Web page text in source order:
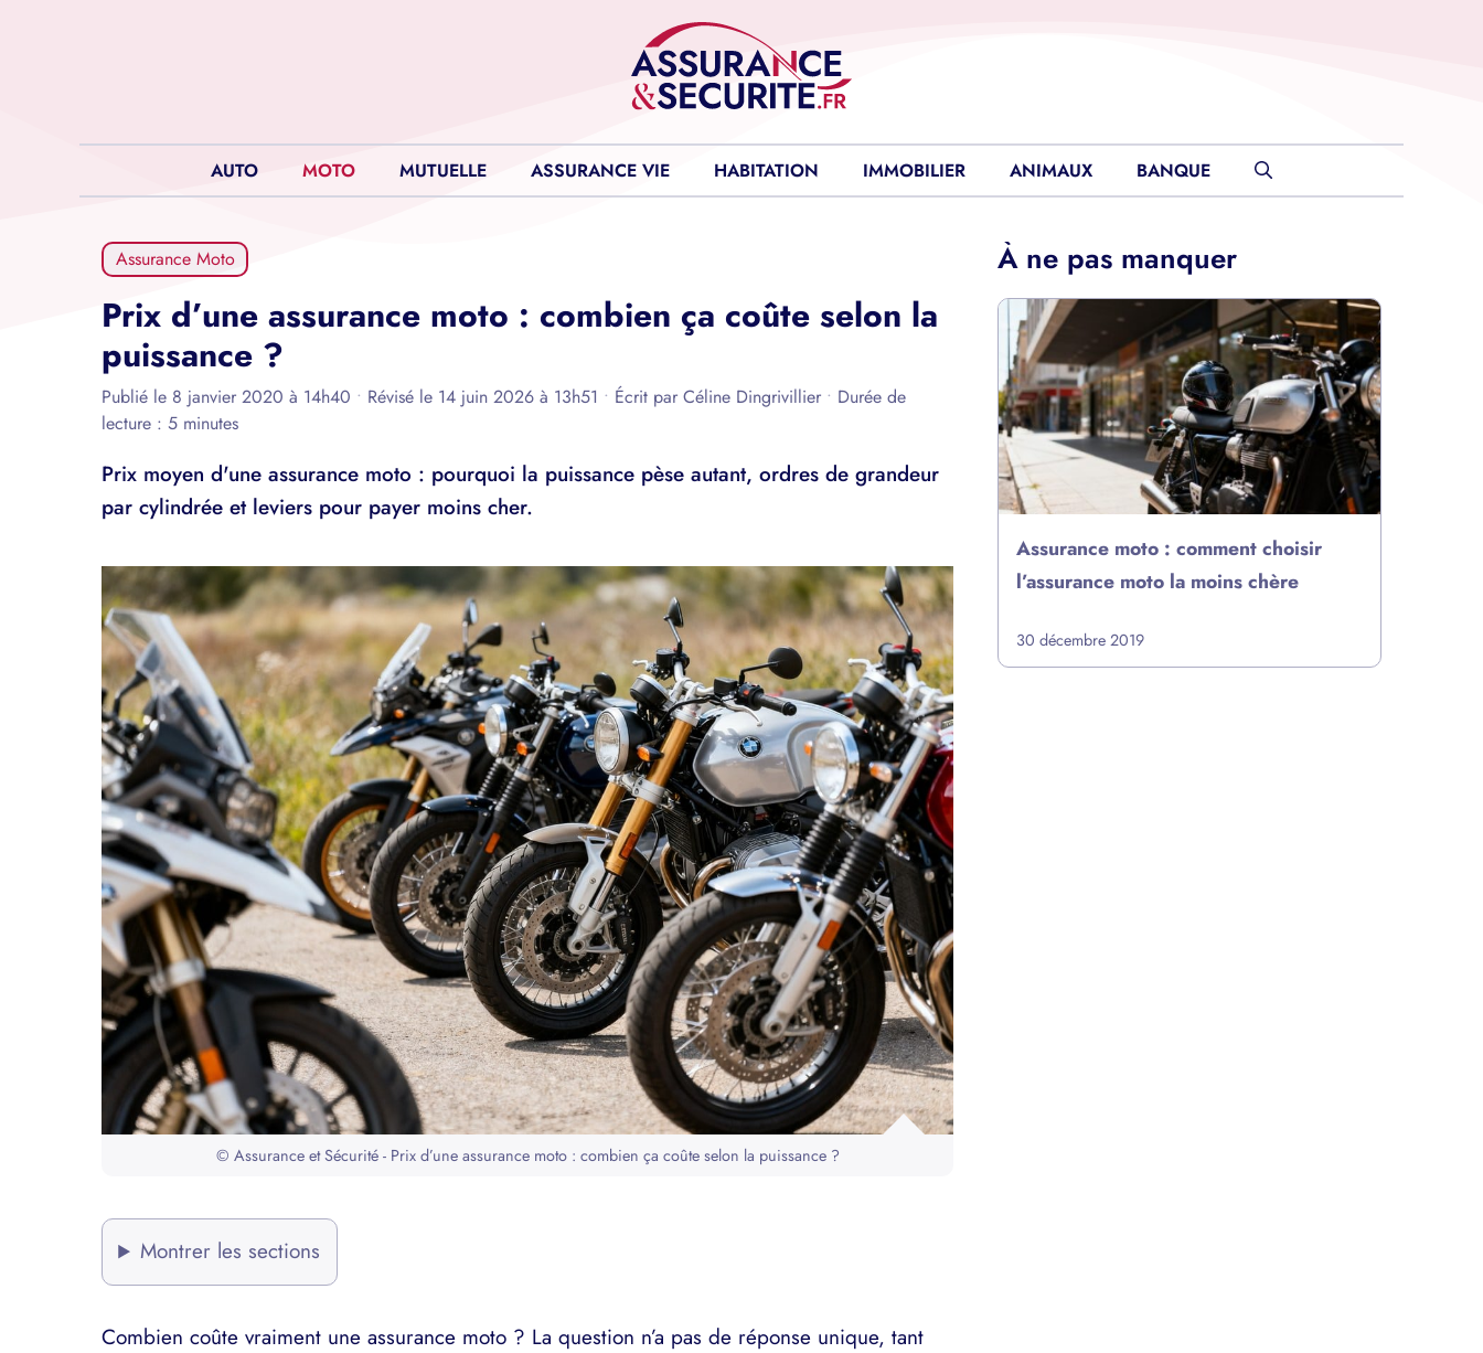
AUTO MOTO MUTUELLE ASSURANCE VIE HABITATION IMMOBILIER ANIMAUX BANQUE
Assurance Moto
Prix d’une assurance moto : combien ça coûte selon la
puissance ?
Publié le 8 janvier 2020 à 14h40 • Révisé le 14 juin 2026 à 13h51 • Écrit par Céline Dingrivillier • Durée de
lecture : 5 minutes
Prix moyen d'une assurance moto : pourquoi la puissance pèse autant, ordres de grandeur
par cylindrée et leviers pour payer moins cher.
© Assurance et Sécurité - Prix d’une assurance moto : combien ça coûte selon la puissance ?
Montrer les sections
Combien coûte vraiment une assurance moto ? La question n’a pas de réponse unique, tant
À ne pas manquer
Assurance moto : comment choisir
l’assurance moto la moins chère
30 décembre 2019